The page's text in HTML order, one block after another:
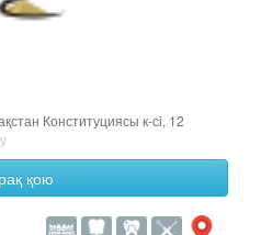
Конституциясы к-сі, 12
қою